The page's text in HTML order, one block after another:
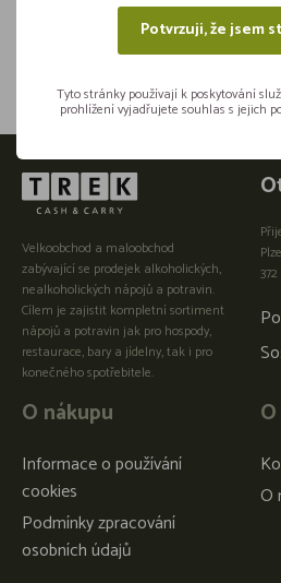
Sdílejte na sítích
Velkoobchod a maloobchod
zabývající se prodejek alkoholických,
nealkoholických nápojů a potravin.
Cílem je zajistit kompletní sortiment
nápojů a potravin jak pro hospody,
restaurace, bary a jídelny, tak i pro
konečného spotřebitele.
O nákupu
Informace o používání
cookies
Podmínky zpracování
osobních údajů
O
Potvrzuji, že jsem
Tyto stránky používají k poskytování
prohlížení vyjadřujete souhlas s jejich